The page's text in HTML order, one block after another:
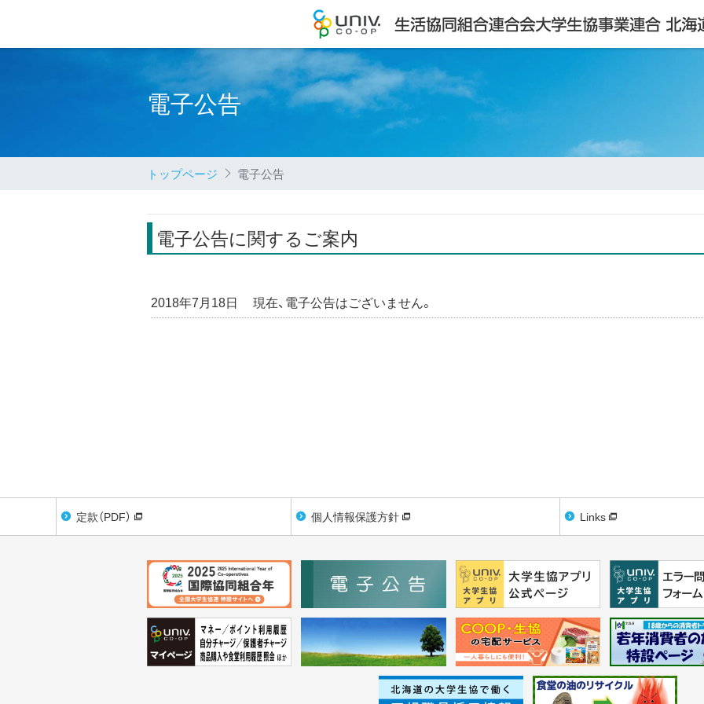
電子公告
トップページ 電子公告
電子公告に関するご案内
2018年7月18日 現在、電子公告はございません。
定款（PDF） 個人情報保護方針 Links